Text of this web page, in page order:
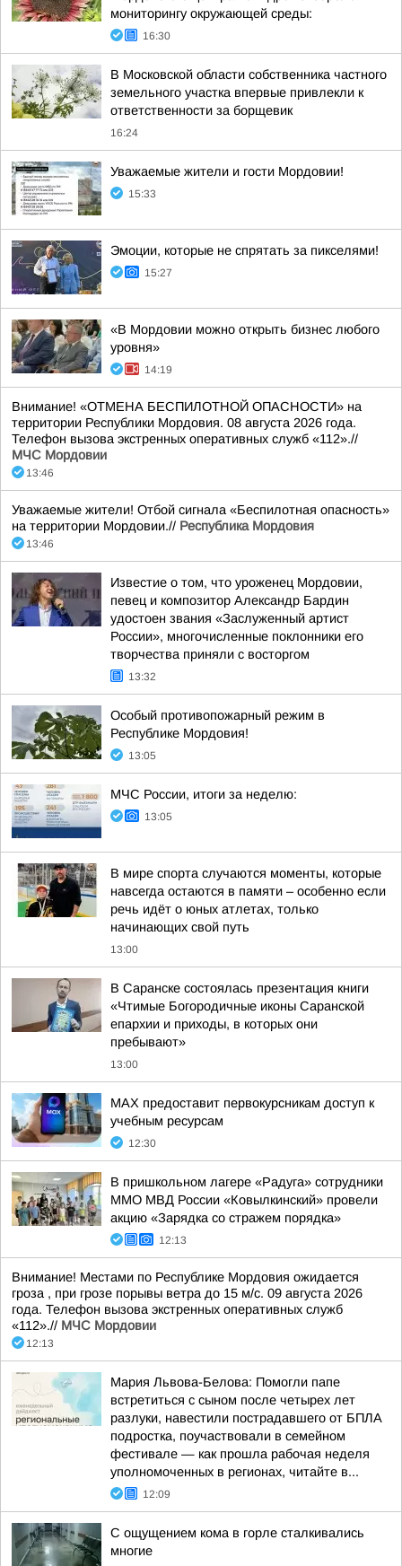
мониторингу окружающей среды:
16:30
В Московской области собственника частного
земельного участка впервые привлекли к
ответственности за борщевик
16:24
Уважаемые жители и гости Мордовии!
15:33
Эмоции, которые не спрятать за пикселями!
15:27
«В Мордовии можно открыть бизнес любого
уровня»
14:19
Внимание! «ОТМЕНА БЕСПИЛОТНОЙ ОПАСНОСТИ» на
территории Республики Мордовия. 08 августа 2026 года.
Телефон вызова экстренных оперативных служб «112».//
МЧС Мордовии
13:46
Уважаемые жители! Отбой сигнала «Беспилотная опасность»
на территории Мордовии.// Республика Мордовия
13:46
Известие о том, что уроженец Мордовии,
певец и композитор Александр Бардин
удостоен звания «Заслуженный артист
России», многочисленные поклонники его
творчества приняли с восторгом
13:32
Особый противопожарный режим в
Республике Мордовия!
13:05
МЧС России, итоги за неделю:
13:05
В мире спорта случаются моменты, которые
навсегда остаются в памяти – особенно если
речь идёт о юных атлетах, только
начинающих свой путь
13:00
В Саранске состоялась презентация книги
«Чтимые Богородичные иконы Саранской
епархии и приходы, в которых они
пребывают»
13:00
MAX предоставит первокурсникам доступ к
учебным ресурсам
12:30
В пришкольном лагере «Радуга» сотрудники
ММО МВД России «Ковылкинский» провели
акцию «Зарядка со стражем порядка»
12:13
Внимание! Местами по Республике Мордовия ожидается
гроза , при грозе порывы ветра до 15 м/с. 09 августа 2026
года. Телефон вызова экстренных оперативных служб
«112».// МЧС Мордовии
12:13
Мария Львова-Белова: Помогли папе
встретиться с сыном после четырех лет
разлуки, навестили пострадавшего от БПЛА
подростка, поучаствовали в семейном
фестивале — как прошла рабочая неделя
уполномоченных в регионах, читайте в...
12:09
С ощущением кома в горле сталкивались
многие